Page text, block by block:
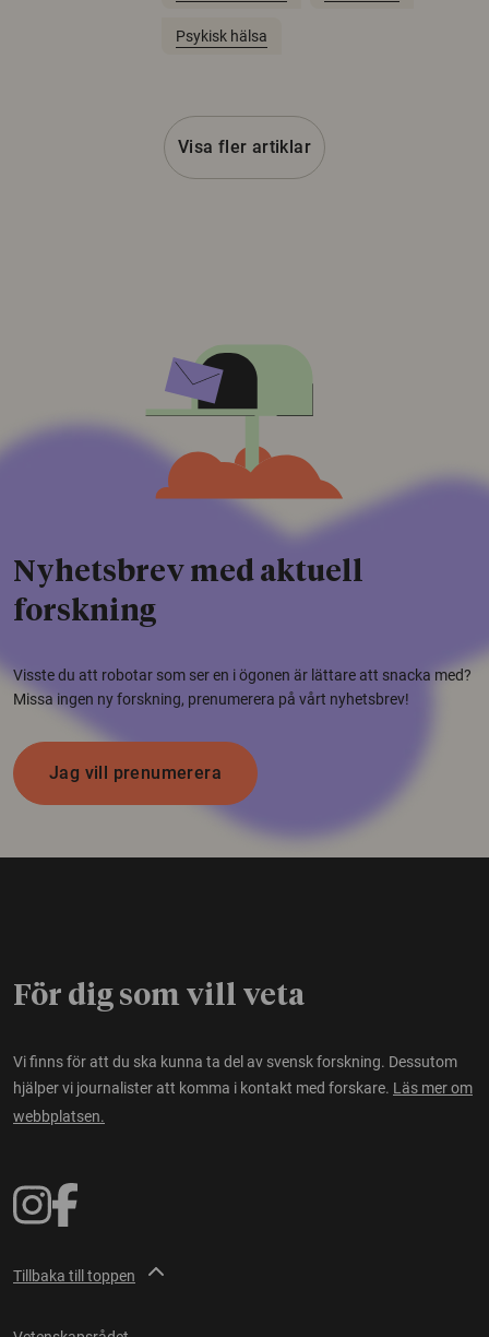
Psykisk hälsa
Visa fler artiklar
Nyhetsbrev med aktuell
forskning
Visste du att robotar som ser en i ögonen är lättare att snacka med?
Missa ingen ny forskning, prenumerera på vårt nyhetsbrev!
Jag vill prenumerera
För dig som vill veta
Vi finns för att du ska kunna ta del av svensk forskning. Dessutom
hjälper vi journalister att komma i kontakt med forskare. Läs mer om
webbplatsen.
Tillbaka till toppen